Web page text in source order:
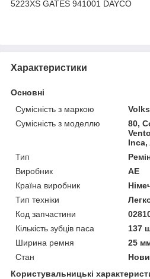
5223XS GATES 941001 DAYCO
Характеристики
Основні
Сумісність з маркою
Сумісність з моделлю
80,
Inca,
Тип
Виробник
AE
Країна виробник
Тип техніки
Код запчастини
Кількість зубців паса
137
Ширина ремня
25
Стан
Користувальницькі